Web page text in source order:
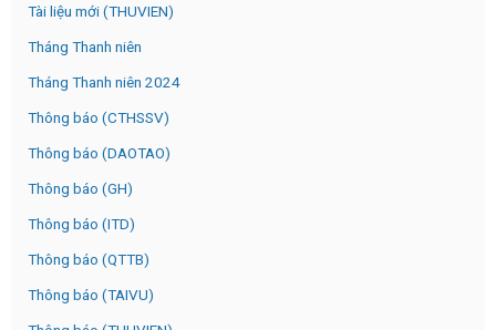
Tài liệu mới (THUVIEN)
Tháng Thanh niên
Tháng Thanh niên 2024
Thông báo (CTHSSV)
Thông báo (DAOTAO)
Thông báo (GH)
Thông báo (ITD)
Thông báo (QTTB)
Thông báo (TAIVU)